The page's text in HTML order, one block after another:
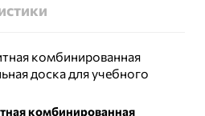
комбинированная
доска для учебного
комбинированная